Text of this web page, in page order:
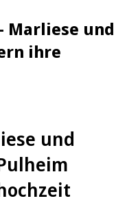
Marliese und
ihre
und